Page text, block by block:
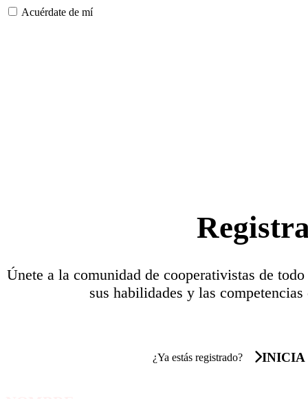
Acuérdate de mí
Únete a la comunidad de cooperativistas de
sus habilidades y las
¿Ya estás registrado? INICIA